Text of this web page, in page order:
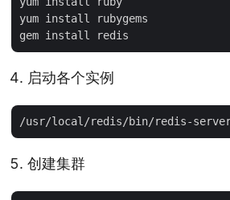
yum install rubygems
启动各个实例
创建集群